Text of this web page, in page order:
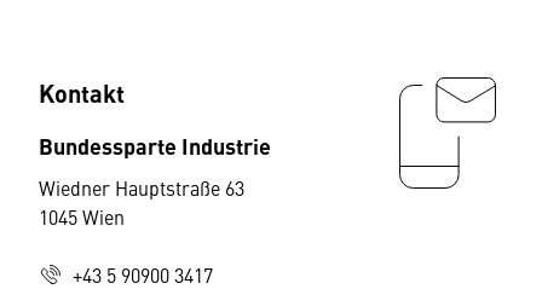
Kontakt
Bundessparte Industrie
Wiedner Hauptstraße 63
1045 Wien
+43 5 90900 3417